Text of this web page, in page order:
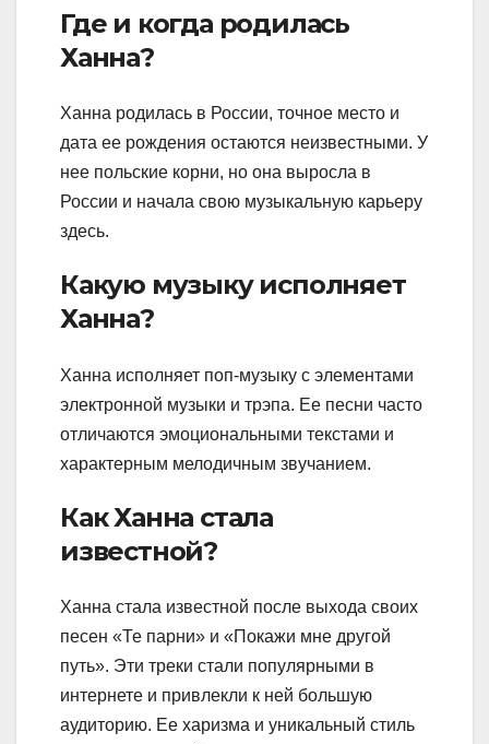
Где и когда родилась
Ханна?
Ханна родилась в России, точное место и
дата ее рождения остаются неизвестными. У
нее польские корни, но она выросла в
России и начала свою музыкальную карьеру
здесь.
Какую музыку исполняет
Ханна?
Ханна исполняет поп-музыку с элементами
электронной музыки и трэпа. Ее песни часто
отличаются эмоциональными текстами и
характерным мелодичным звучанием.
Как Ханна стала
известной?
Ханна стала известной после выхода своих
песен «Те парни» и «Покажи мне другой
путь». Эти треки стали популярными в
интернете и привлекли к ней большую
аудиторию. Ее харизма и уникальный стиль